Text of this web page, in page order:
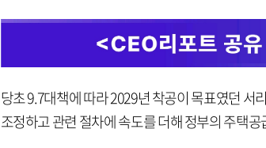
당초 9.7대책에 따라 2029년 착공이 목표였던
조정하고 관련 절차에 속도를 더해 정부의 주택